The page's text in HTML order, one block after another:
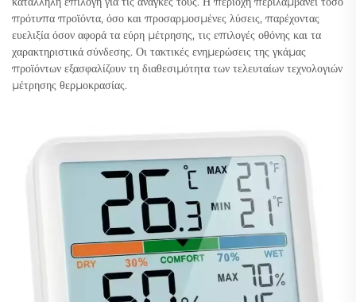
πρότυπα προϊόντα, όσο και προσαρμοσμένες λύσεις, παρέχοντας
ευελιξία όσον αφορά τα εύρη μέτρησης, τις επιλογές οθόνης και τα
χαρακτηριστικά σύνδεσης. Οι τακτικές ενημερώσεις της γκάμας
προϊόντων εξασφαλίζουν τη διαθεσιμότητα των τελευταίων τεχνολογιών
μέτρησης θερμοκρασίας.